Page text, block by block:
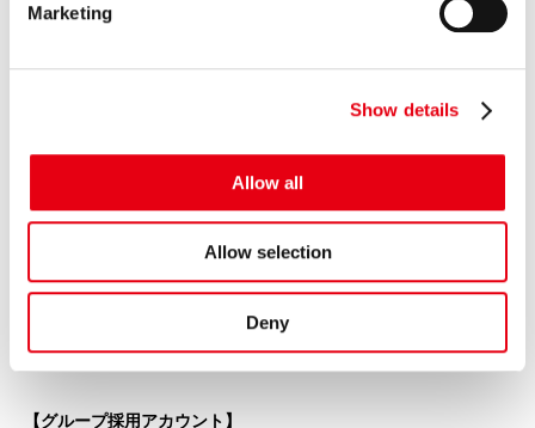
Marketing
Show details
Allow all
Allow selection
Deny
Facebook
【Premium Service (Thailand) Co., Ltd.】
Facebook（サービス紹介）
【グループ採用アカウント】